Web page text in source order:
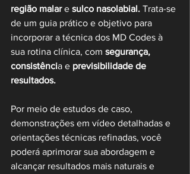
região malar e sulco nasolabial. Trata-se
de um guia prático e objetivo para
incorporar a técnica dos MD Codes à
sua rotina clínica, com segurança,
consistência e previsibilidade de
resultados.
Por meio de estudos de caso,
demonstrações em vídeo detalhadas e
orientações técnicas refinadas, você
poderá aprimorar sua abordagem e
alcançar resultados mais naturais e